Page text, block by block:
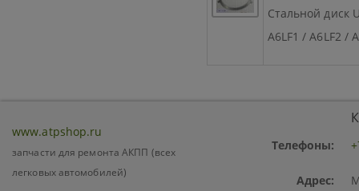
Стальной диск
A6LF1 / A6LF2 /
www.atpshop.ru
запчасти для ремонта АКПП (всех
легковых автомобилей)
Телефоны:
Адрес: